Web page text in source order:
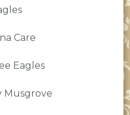
Care
Eagles
Musgrove